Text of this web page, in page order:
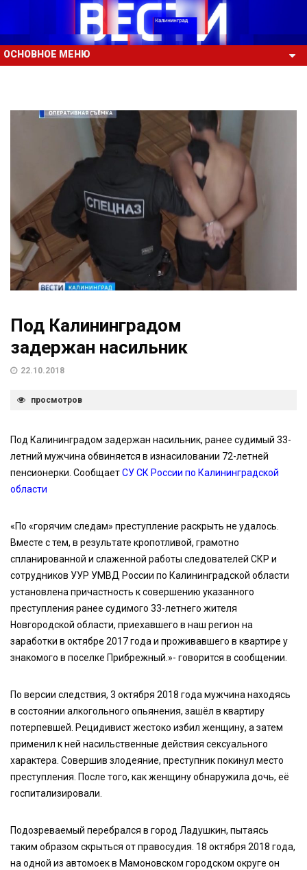
ОСНОВНОЕ МЕНЮ
Под Калининградом
задержан насильник
22.10.2018
просмотров
Под Калининградом задержан насильник, ранее судимый 33-
летний мужчина обвиняется в изнасиловании 72-летней
пенсионерки. СообщаетСУ СК России по Калининградской
области
«По «горячим следам» преступление раскрыть не удалось.
Вместе с тем, в результате кропотливой, грамотно
спланированной и слаженной работы следователей СКР и
сотрудников УУР УМВД России по Калининградской области
установлена причастность к совершению указанного
преступления ранее судимого 33-летнего жителя
Новгородской области, приехавшего в наш регион на
заработки в октябре 2017 года и проживавшего в квартире у
знакомого в поселке Прибрежный.»- говорится в сообщении.
По версии следствия, 3 октября 2018 года мужчина находясь
в состоянии алкогольного опьянения, зашёл в квартиру
потерпевшей. Рецидивист жестоко избил женщину, а затем
применил к ней насильственные действия сексуального
характера. Совершив злодеяние, преступник покинул место
преступления. После того, как женщину обнаружила дочь, её
госпитализировали.
Подозреваемый перебрался в город Ладушкин, пытаясь
таким образом скрыться от правосудия. 18 октября 2018 года,
на одной из автомоек в Мамоновском городском округе он